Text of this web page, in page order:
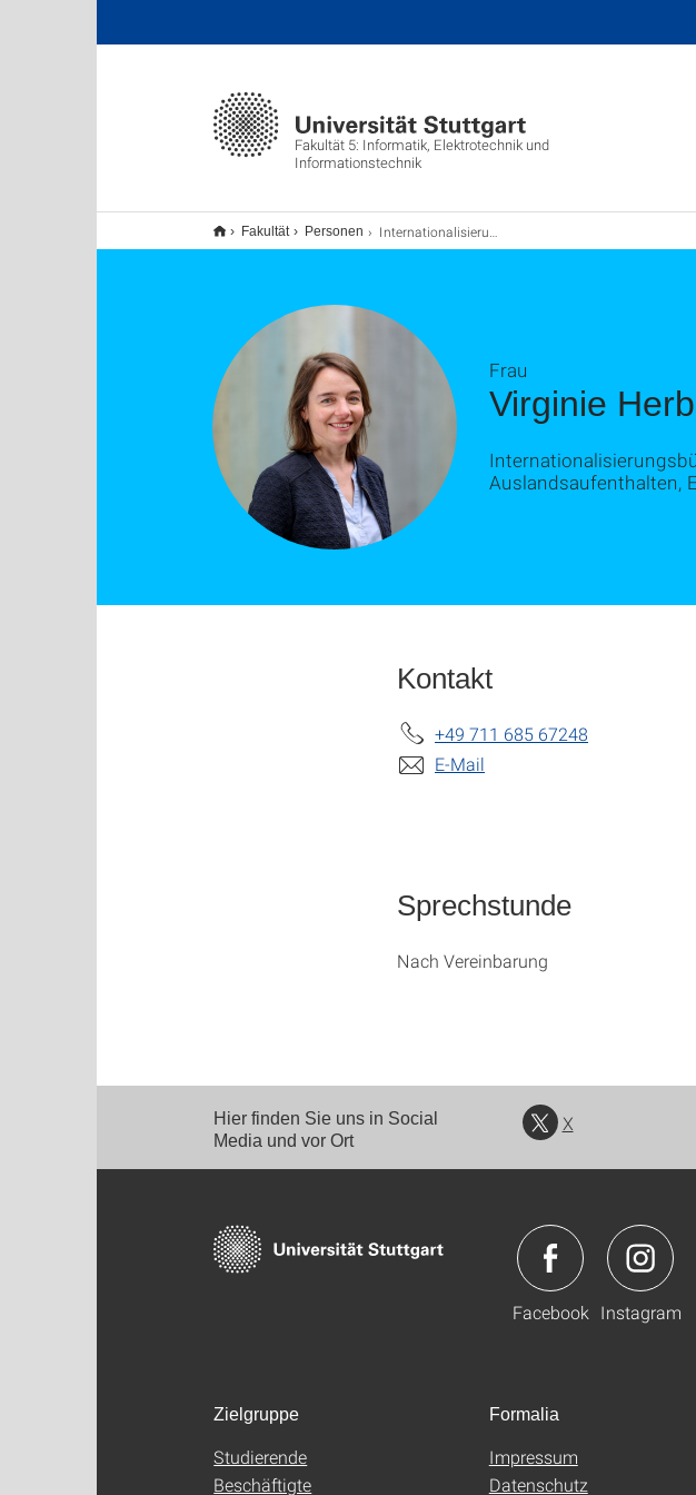
Fakultät 5: Informatik, Elektrotechnik und
Informationstechnik
Fakultät Personen Internationalisierungsbüro
Virginie
Frau
Auslandsaufenthalten,
Kontakt
+49 711 685 67248
E-Mail
Sprechstunde
Nach Vereinbarung
Hier finden Sie uns in Social
Media und vor Ort
X
Facebook Instagram
Zielgruppe
Studierende
Beschäftigte
Formalia
Impressum
Datenschutz